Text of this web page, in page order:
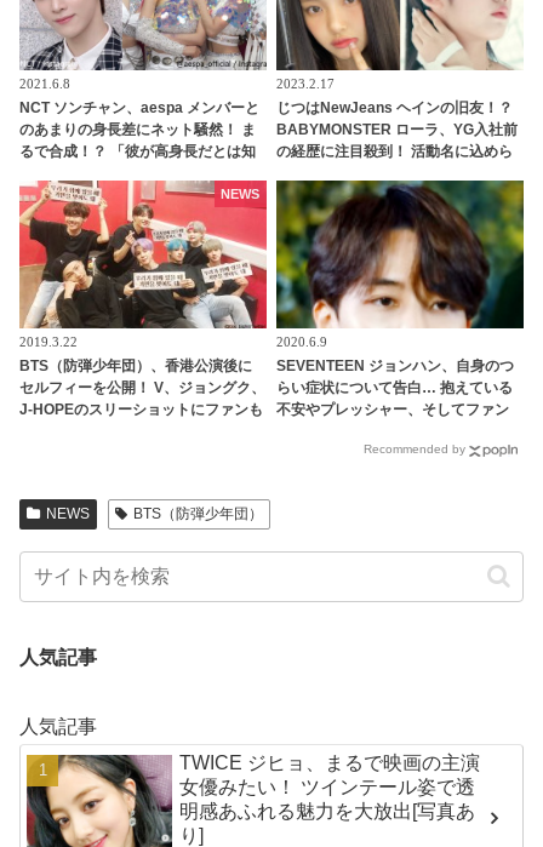
2021.6.8
NCT ソンチャン、aespa メンバーと
のあまりの身長差にネット騒然！ ま
るで合成！？ 「彼が高身長だとは知
ルに一目ぼれする人続出
2023.2.17
じつはNewJeans ヘインの旧友！？
BABYMONSTER ローラ、YG入社前
の経歴に注目殺到！ 活動名に込めら
2019.3.22
BTS（防弾少年団）、香港公演後に
セルフィーを公開！ V、ジョングク、
J-HOPEのスリーショットにファンも
NEWS
2020.6.9
SEVENTEEN ジョンハン、自身のつ
らい症状について告白… 抱えている
不安やプレッシャー、そしてファン
ンが語った素直な思いにファン涙
Recommended by
NEWS BTS（防弾少年団）
人気記事
人気記事
TWICE ジヒョ、まるで映画の主演
女優みたい！ ツインテール姿で透
明感あふれる魅力を大放出[写真あ
り]